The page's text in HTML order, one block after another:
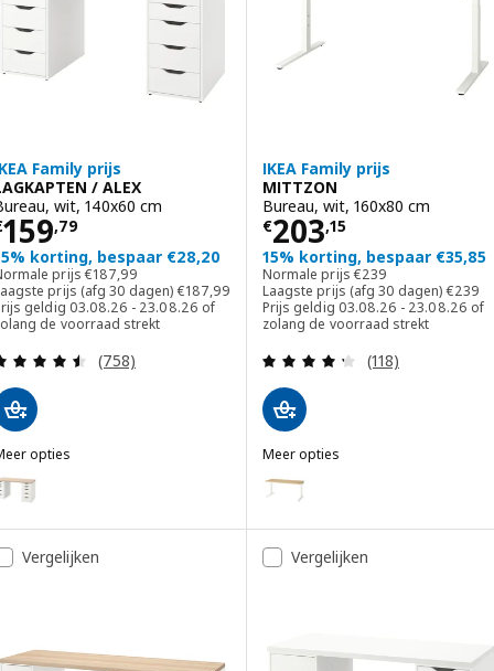
Family prijs
/ ALEX
wit, 140x60 cm
159,79
€ 159,79
korting, bespaar €28,20
prijs€187,99
Normale prijs € 187,99
prijs (afg 30 dagen)€187,99
Laagste prijs (afg 30 dagen) € 187,99
geldig 03.08.26 - 23.08.26 of
de voorraad strekt
Beoordeling: 4.5 van 5 sterren. Totaal
(758)
opties
/ ALEX
LAGKAPTEN / ALEX, Bureau, wit gelazuurd eikeneffect/wit,
LAGKAPTEN / ALEX, Bureau, wit gelazuurd eikeneffect,
IKEA Family prijs
MITTZON
Bureau, wit, 160x80 cm
€203,15
Prijs € 203,15
15% korting, bespaar €35,85
Normale prijs€239
Normale prijs € 239
Laagste prijs (afg 30 dagen)€239
Prijs geldig 03.08.26 - 23.08.26 of
zolang de voorraad strekt
Beoordeling:
(118)
Meer opties
Optie: MITTZON, Bureau,
Optie: MITTZON, Bureau,
Optie: MITTZON, Bureau,
Vergelijken Vergelijken